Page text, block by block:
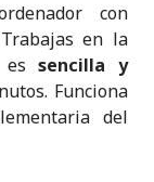
con
en la
essencilla y
Funciona
del